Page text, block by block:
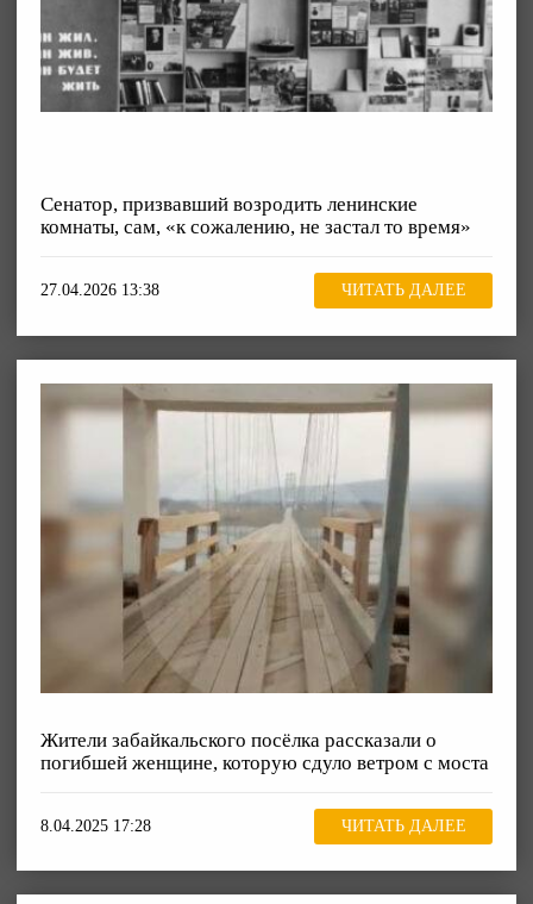
Сенатор, призвавший возродить ленинские
комнаты, сам, «к сожалению, не застал то время»
27.04.2026 13:38 ЧИТАТЬ ДАЛЕЕ
Жители забайкальского посёлка рассказали о
погибшей женщине, которую сдуло ветром с моста
8.04.2025 17:28 ЧИТАТЬ ДАЛЕЕ